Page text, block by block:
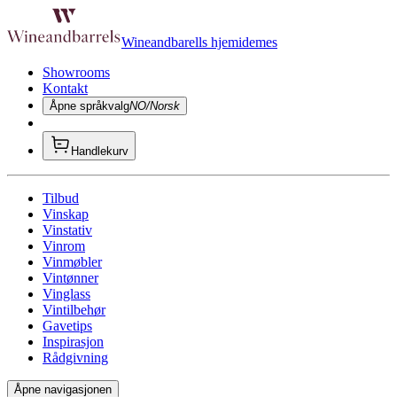
Wineandbarells hjemidemes
Showrooms
Kontakt
Åpne språkvalgNO/Norsk
Handlekurv
Tilbud
Vinskap
Vinstativ
Vinrom
Vinmøbler
Vintønner
Vinglass
Vintilbehør
Gavetips
Inspirasjon
Rådgivning
Åpne navigasjonen